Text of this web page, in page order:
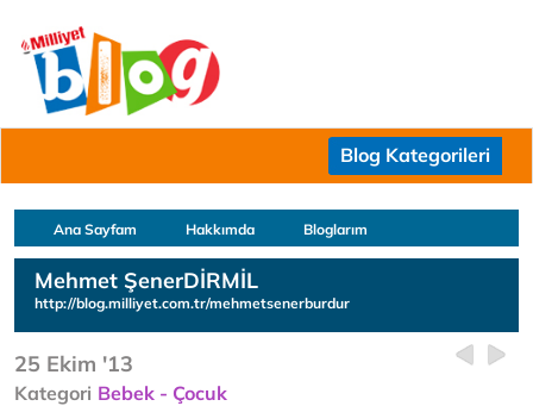
Blog Kategorileri
Ana Sayfam Hakkımda Bloglarım
Mehmet ŞenerDİRMİL
http://blog.milliyet.com.tr/mehmetsenerburdur
25 Ekim '13
Kategori Bebek - Çocuk